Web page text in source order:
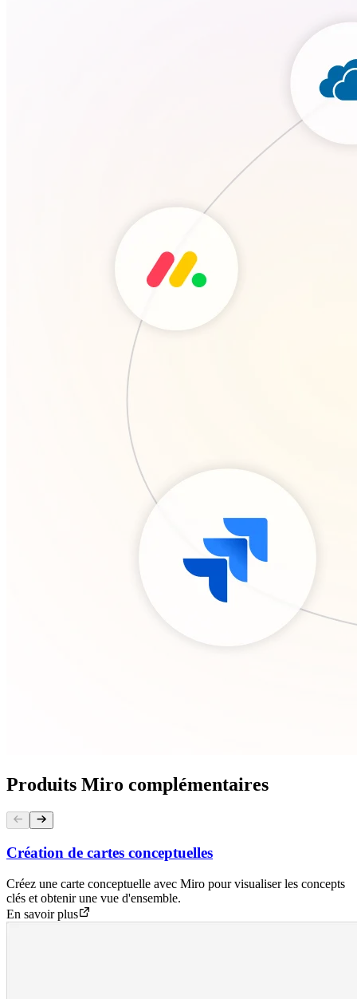
Produits Miro complémentaires
Création de cartes conceptuelles
Créez une carte conceptuelle avec Miro pour visualiser les concepts
clés et obtenir une vue d'ensemble.
En savoir plus